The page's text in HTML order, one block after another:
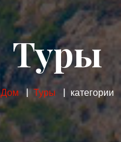
Туры
Дом Туры категории